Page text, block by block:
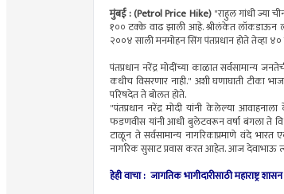
मुंबई : (Petrol Price Hike)"राहुल गांधी ज्या
१०० टक्के वाढ झाली आहे. श्रीलंकेत लॉकडाऊन
२००४ साली मनमोहन सिंग पंतप्रधान होते तेव्हा
पंतप्रधान नरेंद्र मोदींच्या काळात सर्वसामान्य
कधीच विसरणार नाही." अशी घणाघाती टीका
परिषदेत ते बोलत होते.
"पंतप्रधान नरेंद्र मोदी यांनी केलेल्या
फडणवीस यांनी आधी बुलेटवरून वर्षा बंगला ते
टाळून ते सर्वसामान्य नागरिकाप्रमाणे वंदे भारत
नागरिक सुसाट प्रवास करत आहेत. आज देवाभाऊ
हेही वाचा : जागतिक भागीदारीसाठी महाराष्ट्र